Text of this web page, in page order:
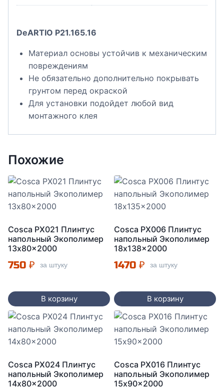
DeARTIO P21.165.16
Материал основы устойчив к механическим
повреждениям
Не обязательно дополнительно покрывать
грунтом перед окраской
Для установки подойдет любой вид
монтажного клея
Похожие
Cosca PX021 Плинтус
напольный Экополимер
13x80x2000
750 ₽ за штуку
В корзину
Cosca PX006 Плинтус
напольный Экополимер
18x138x2000
1470 ₽ за штуку
В корзину
Cosca PX024 Плинтус
напольный Экополимер
14x80x2000
Cosca PX016 Плинтус
напольный Экополимер
15x90x2000